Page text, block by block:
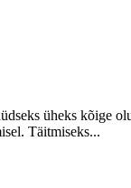
üheks
Täitmiseks...